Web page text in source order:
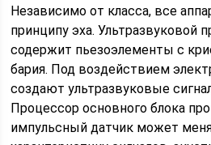
Независимо от класса, все
принципу эха. Ультразвуковой
содержит пьезоэлементы с
бария. Под воздействием
создают ультразвуковые
Процессор основного блока
импульсный датчик может